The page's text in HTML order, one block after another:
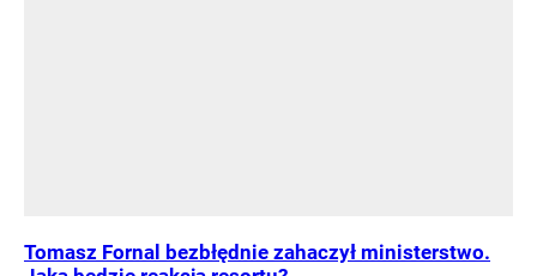
Tomasz Fornal bezbłędnie zahaczył ministerstwo.